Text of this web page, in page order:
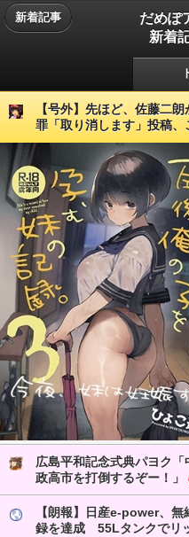
新着記事
だめぽ
新着
【号外】先ほど、佐藤二
罪「取り消します」投稿、
広島平和記念式典パヨク
政高市を打倒するぞー！」
【朗報】日産e-power、
録を達成 55Lタンクでリ